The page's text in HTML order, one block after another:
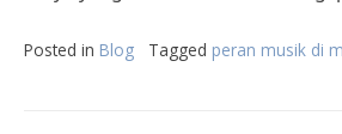
Posted in Blog Tagged peran musik di